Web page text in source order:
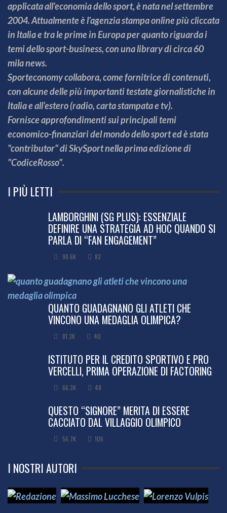
applicata all'economia dello sport, è nata nel settembre
2004. Attualmente è l'agenzia stampa online più cliccata
in Italia e tra le prime in Europa per quanto riguarda i
temi dello sport-business, con una library di circa 60
mila news.
Sporteconomy collabora, come fornitrice di contenuti,
con alcune delle più importanti testate giornalistiche in
Italia e all’estero (radio, carta stampata e tv).
Fornisce approfondimenti sui principali temi
economico-finanziari del mondo dello sport ed è stata
"contributor" di SkySport nella prima edizione di
"CodiceRosso".
I PIÙ LETTI
LAMBORGHINI (SG PLUS): ESSENZIALE
DEFINIRE UNA STRATEGIA AD HOC QUANDO SI
PARLA DI “FAN ENGAGEMENT”
98.6K 83
QUANTO GUADAGNANO GLI ATLETI CHE
VINCONO UNA MEDAGLIA OLIMPICA?
81.3K 40
ISTITUTO PER IL CREDITO SPORTIVO E PRO
VERCELLI, PRIMA OPERAZIONE DI FACTORING
66.3K 48
QUESTO “SIGNORE” MERITA DI ESSERE
CACCIATO DAL VILLAGGIO OLIMPICO
56.7K 106
I NOSTRI AUTORI